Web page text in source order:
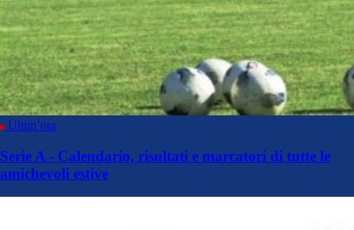
Ultim’ora
Serie A - Calendario, risultati e marcatori di tutte le
amichevoli estive